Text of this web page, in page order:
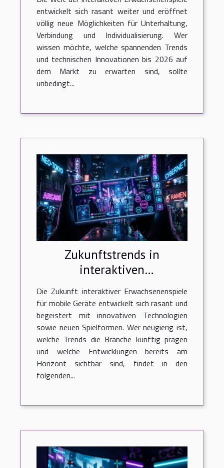
2026
entwickelt sich rasant weiter und eröffnet
völlig neue Möglichkeiten für Unterhaltung,
Verbindung und Individualisierung. Wer
wissen möchte, welche spannenden Trends
und technischen Innovationen bis 2026 auf
dem Markt zu erwarten sind, sollte
unbedingt...
Zukunftstrends in
interaktiven
Erwachsenenspielen für
mobile Geräte
Die Zukunft interaktiver Erwachsenenspiele
für mobile Geräte entwickelt sich rasant und
begeistert mit innovativen Technologien
sowie neuen Spielformen. Wer neugierig ist,
welche Trends die Branche künftig prägen
und welche Entwicklungen bereits am
Horizont sichtbar sind, findet in den
folgenden...